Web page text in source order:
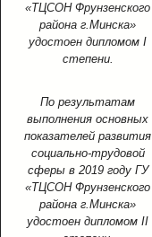
«ТЦСОН Фрунзенского
района г.Минска»
удостоен дипломом I
степени.
По результатам
выполнения основных
показателей развития
социально-трудовой
сферы в 2019 году ГУ
«ТЦСОН Фрунзенского
района г.Минска»
удостоен дипломом II